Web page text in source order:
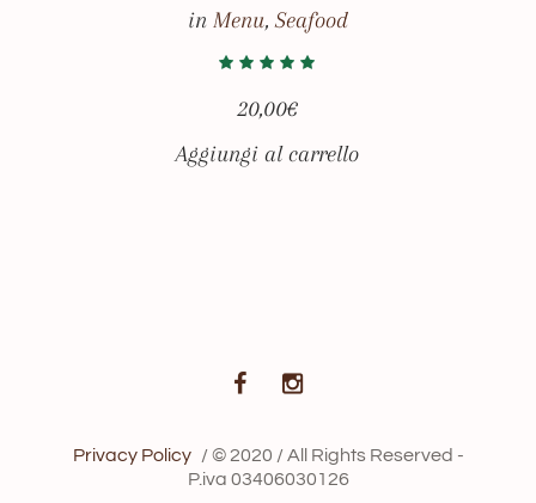
in Menu,Seafood
20,00€
Aggiungi al carrello
Privacy Policy / © 2020 / All Rights Reserved -
P.iva 03406030126